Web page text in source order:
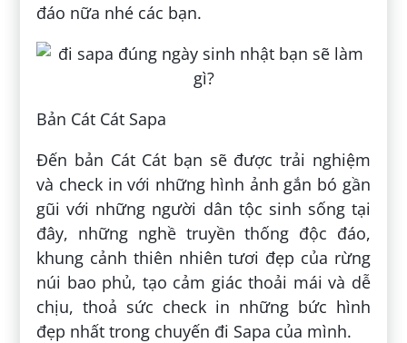
đáo nữa nhé các bạn.
Bản Cát Cát Sapa
Đến bản Cát Cát bạn sẽ được trải nghiệm
và check in với những hình ảnh gắn bó gần
gũi với những người dân tộc sinh sống tại
đây, những nghề truyền thống độc đáo,
khung cảnh thiên nhiên tươi đẹp của rừng
núi bao phủ, tạo cảm giác thoải mái và dễ
chịu, thoả sức check in những bức hình
đẹp nhất trong chuyến đi Sapa của mình.